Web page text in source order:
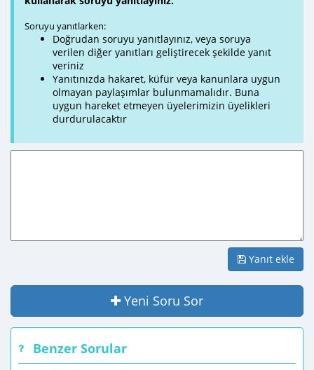
Soruyu yanıtlarken:
Doğrudan soruyu yanıtlayınız, veya soruya
verilen diğer yanıtları geliştirecek şekilde yanıt
veriniz
Yanıtınızda hakaret, küfür veya kanunlara uygun
olmayan paylaşımlar bulunmamalıdır. Buna
uygun hareket etmeyen üyelerimizin üyelikleri
durdurulacaktır
Yanıt ekle
Yeni Soru Sor
Benzer Sorular